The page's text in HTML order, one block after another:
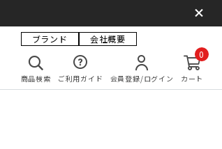
ブランド 会社概要
商品検索 ご利用ガイド 会員登録/ログイン カート
0